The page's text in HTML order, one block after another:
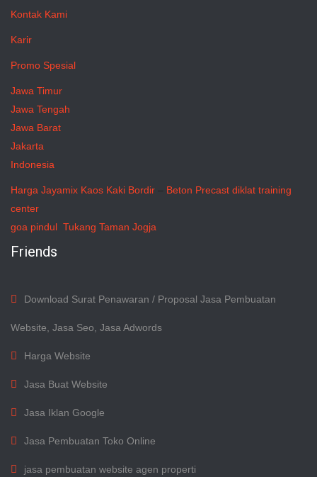
Kontak Kami
Karir
Promo Spesial
Jawa Timur
Jawa Tengah
Jawa Barat
Jakarta
Indonesia
Harga Jayamix Kaos Kaki Bordir – Beton Precast diklat training
center
goa pindul Tukang Taman Jogja
Friends
Download Surat Penawaran / Proposal Jasa Pembuatan
Website, Jasa Seo, Jasa Adwords
Harga Website
Jasa Buat Website
Jasa Iklan Google
Jasa Pembuatan Toko Online
jasa pembuatan website agen properti